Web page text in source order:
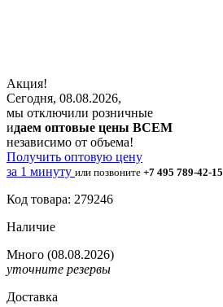
Акция!
Сегодня, 08.08.2026,
мы отключили розничные
идаем оптовые цены ВСЕМ
независимо от объема!
Получить оптовую цену
за 1 минуту или позвоните +7 495 789-42-15
Код товара: 279246
Наличие
Много (08.08.2026)
уточните резервы
Доставка